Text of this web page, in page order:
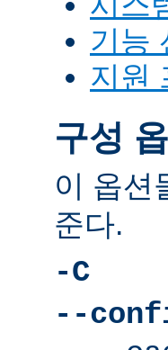
기능
지원
구성
이 옵션
준다.
-C
--